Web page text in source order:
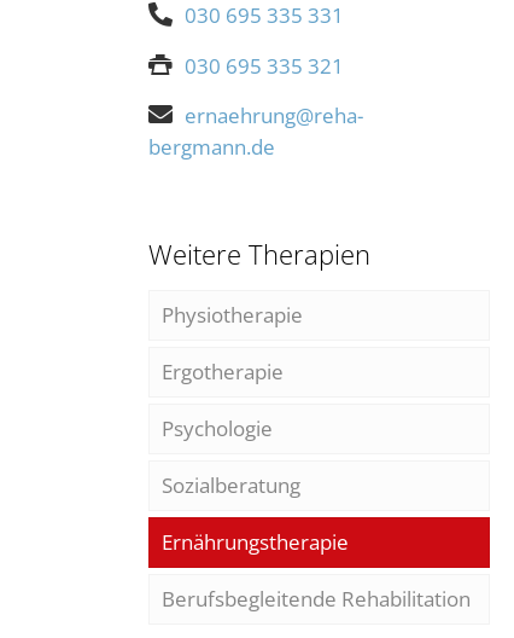
030 695 335 331
030 695 335 321
ernaehrung@reha-
bergmann.de
Weitere Therapien
Physiotherapie
Ergotherapie
Psychologie
Sozialberatung
Ernährungstherapie
Berufsbegleitende Rehabilitation